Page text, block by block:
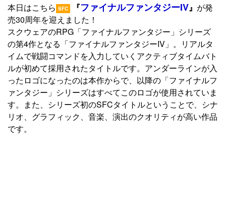
本日はこちら SFC 『ファイナルファンタジーIV』 が発
売30周年を迎えました！
スクウェアのRPG「ファイナルファンタジー」シリーズ
の第4作となる「ファイナルファンタジーIV」。リアルタ
イムで戦闘コマンドを入力していくアクティブタイムバト
ルが初めて採用されたタイトルです。アンダーラインが入
ったロゴになったのは本作からで、以降の「ファイナルフ
ァンタジー」シリーズはすべてこのロゴが使用されていま
す。また、シリーズ初のSFCタイトルということで、シナ
リオ、グラフィック、音楽、演出のクオリティが高い作品
です。